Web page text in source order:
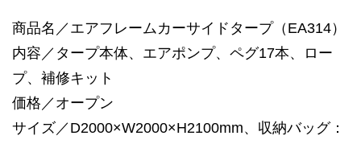
商品名／エアフレームカーサイドタープ（EA314）
内容／タープ本体、エアポンプ、ペグ17本、ロー
プ、補修キット
価格／オープン
サイズ／D2000×W2000×H2100mm、収納バッグ：